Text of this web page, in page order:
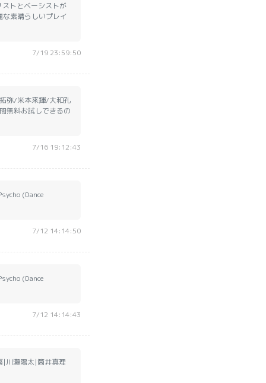
トとベーシストが
な素晴らしいプレイ
7/19 23:59:50
弥/米本来輝/大和孔
無料お試しできるの
7/16 19:12:43
(Dance
7/12 14:14:50
(Dance
7/12 14:14:43
|川瀬陽太|筒井真理